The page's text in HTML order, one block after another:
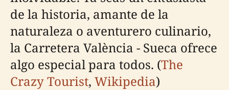
de la historia, amante de la
naturaleza o aventurero culinario,
la Carretera València - Sueca ofrece
algo especial para todos. (The
Crazy Tourist, Wikipedia)